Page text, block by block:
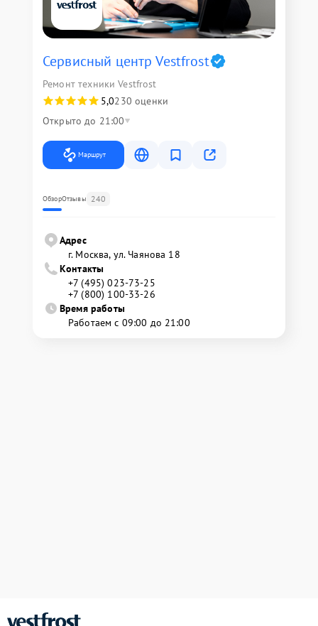
Сервисный центр Vestfrost
Ремонт техники Vestfrost
5,0230 оценки
Открыто до 21:00
Маршрут
ОбзорОтзывы 240
Адрес
г. Москва, ул. Чаянова 18
Контакты
+7 (495) 023-73-25
+7 (800) 100-33-26
Время работы
Работаем с 09:00 до 21:00